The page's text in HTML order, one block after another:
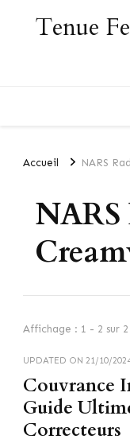
Tenue
Accueil NARS
Affichage : 1 - 2 sur 2
UPDATED ON 21/10/
Couvrance
Guide
Correcteurs